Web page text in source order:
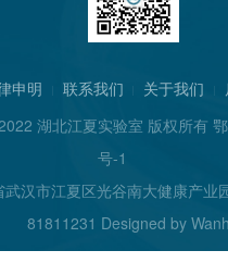
申明 联系我们 关于我们
湖北江夏实验室 版权所有
号-1
武汉市江夏区光谷南大健康产业
81811231 Designed by